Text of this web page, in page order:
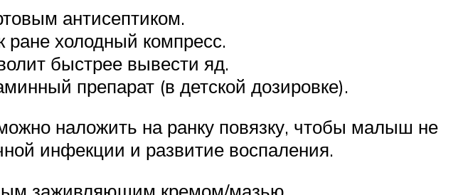
антисептиком.
ране холодный компресс.
быстрее вывести яд.
препарат (в детской дозировке).
наложить на ранку повязку, чтобы малыш не
инфекции и развитие воспаления.